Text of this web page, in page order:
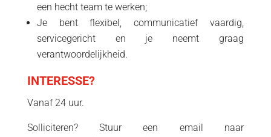
een hecht team te werken;
Je bent flexibel, communicatief vaardig,
servicegericht en je neemt graag
verantwoordelijkheid.
INTERESSE?
Vanaf 24 uur.
Solliciteren? Stuur een email naar